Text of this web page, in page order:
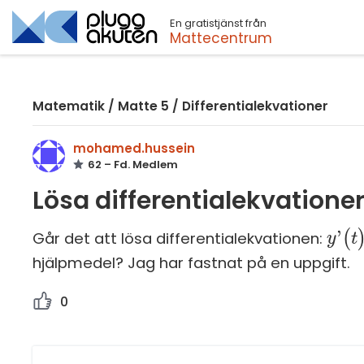
En gratistjänst från
Mattecentrum
Matematik / Matte 5 / Differentialekvationer
mohamed.hussein
62 – Fd. Medlem
Lösa
Går det att lösa differentialekvationen: y'(t)
y'( t)=
hjälpmedel? Jag har fastnat på en uppgift.
0
Sök